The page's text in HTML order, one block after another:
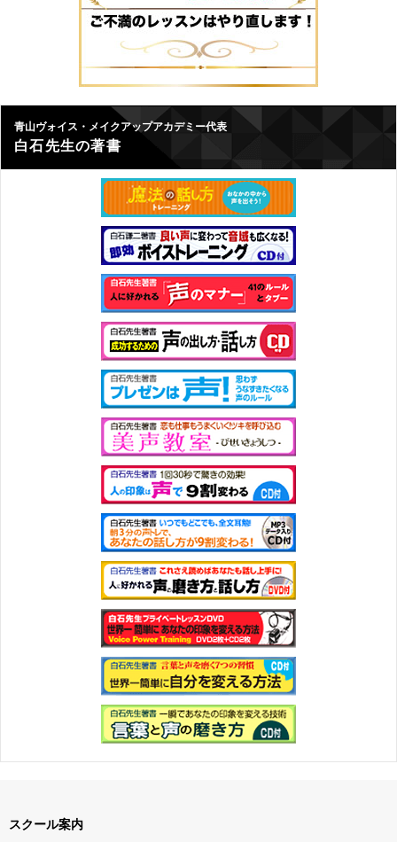
青山ヴォイス・メイクアップアカデミー代表
白石先生の著書
スクール案内